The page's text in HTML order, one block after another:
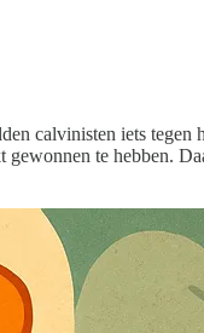
calvinisten iets
te hebben.